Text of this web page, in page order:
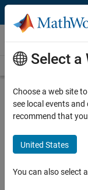
Skip to content
ビデオ
ビデオ ホーム 検索
説明
産業技術
リッド技
ォームを
Select a
Choose a web site
see local events
recommend that
United States
You can also select